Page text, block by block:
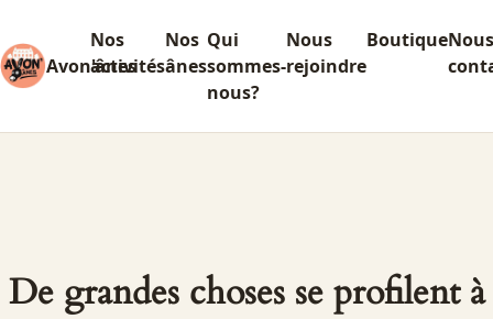
Avon'ânes
Nos
activités
Nos
ânes
Qui
sommes-
nous?
Nous
rejoindre
BoutiqueNous
De grandes choses se profilent à